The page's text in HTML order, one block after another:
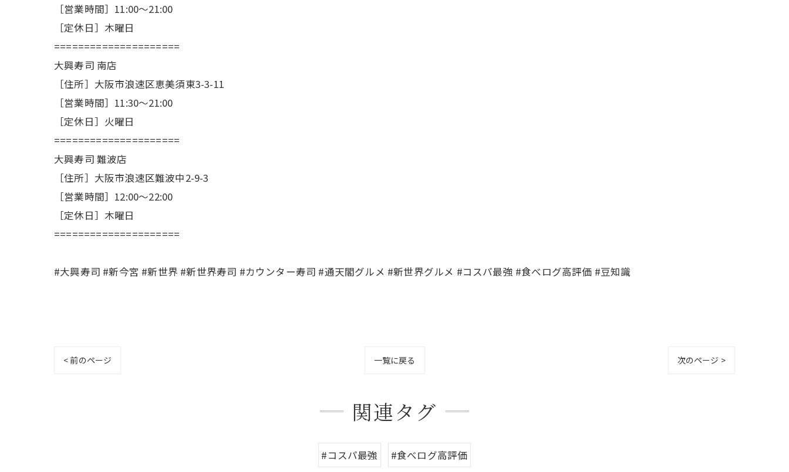
［営業時間］11:00〜21:00
［定休日］木曜日
=====================
大興寿司 南店
［住所］大阪市浪速区恵美須東3-3-11
［営業時間］11:30〜21:00
［定休日］火曜日
=====================
大興寿司 難波店
［住所］大阪市浪速区難波中2-9-3
［営業時間］12:00〜22:00
［定休日］木曜日
=====================
#大興寿司 #新今宮 #新世界 #新世界寿司 #カウンター寿司 #通天閣グルメ #新世界グルメ #コスパ最強 #食べログ高評価 #豆知識
< 前のページ 一覧に戻る 次のページ >
関連タグ
#コスパ最強 #食べログ高評価